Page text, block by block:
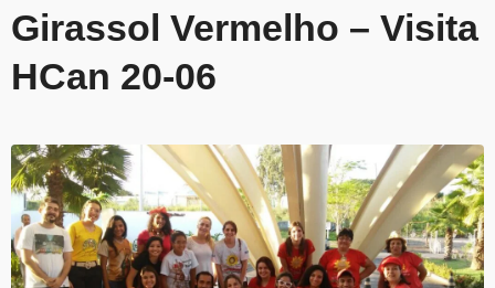
Girassol Vermelho – Visita
HCan 20-06